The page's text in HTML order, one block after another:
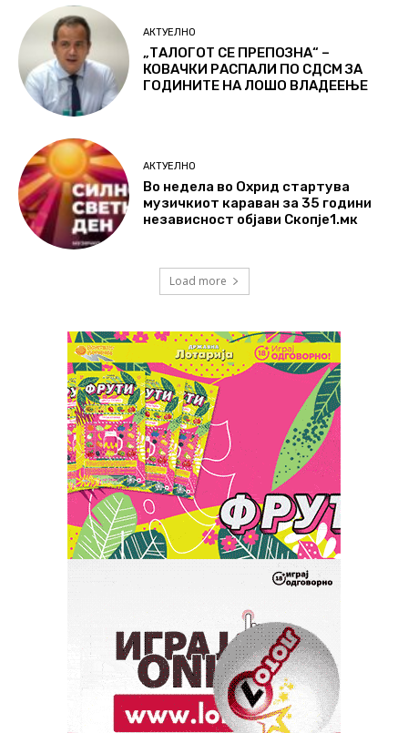
АКТУЕЛНО
„ТАЛОГОТ СЕ ПРЕПОЗНА“ –
КОВАЧКИ РАСПАЛИ ПО СДСМ ЗА
ГОДИНИТЕ НА ЛОШО ВЛАДЕЕЊЕ
АКТУЕЛНО
Во недела во Охрид стартува
музичкиот караван за 35 години
независност објави Скопје1.мк
Load more